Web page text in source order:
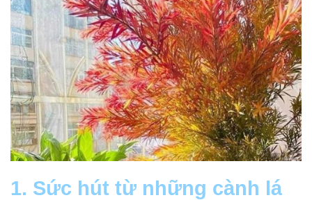
1. Sức hút từ những cành lá